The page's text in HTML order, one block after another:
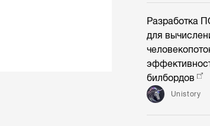
Разработка
для
билбордов
Unistory